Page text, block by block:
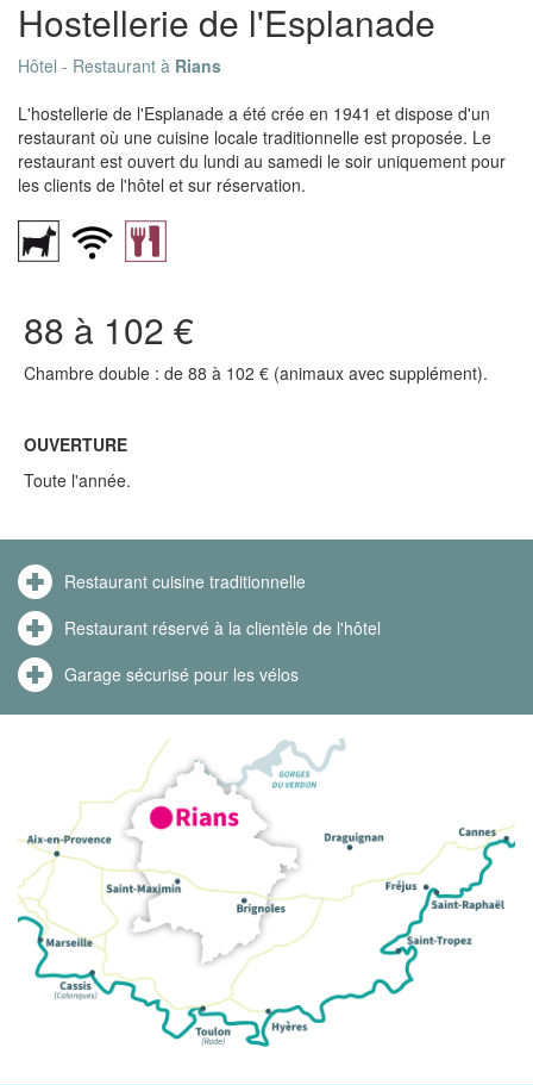
Hostellerie de l'Esplanade
Hôtel - Restaurant à Rians
L'hostellerie de l'Esplanade a été crée en 1941 et dispose d'un
restaurant où une cuisine locale traditionnelle est proposée. Le
restaurant est ouvert du lundi au samedi le soir uniquement pour
les clients de l'hôtel et sur réservation.
88 à 102 €
Chambre double : de 88 à 102 € (animaux avec supplément).
OUVERTURE
Toute l'année.
Restaurant cuisine traditionnelle
Restaurant réservé à la clientèle de l'hôtel
Garage sécurisé pour les vélos